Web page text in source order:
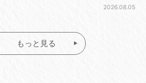
2026.08.05
もっと見る